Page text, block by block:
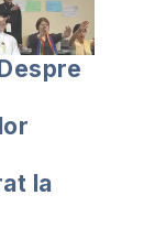
la